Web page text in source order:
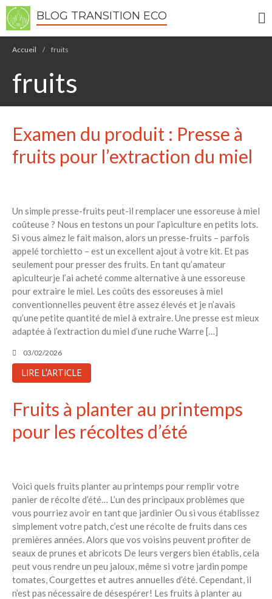
Écologie
Développement durable
Permaculture
RECHERCHER
Rechercher
Recent Posts
6 éco-actions faciles à prendre
avec vos enfants
Réduire les déchets : votre
guide pour les citoyens et les
prédire le succès des invasions
biologiques – The Applied
Ecologist
Applied Ecologist
Recent Comments
Aucun commentaire à afficher.
BLOG TRANSITION ECO
Accueil / fruits
fruits
Examen du produit : Presse à
fruits pour l’extraction du miel
Un simple presse-fruits peut-il remplacer une essoreuse à miel
coûteuse ? Nous en testons un pour l’apiculture en petits lots.
Si vous aimez le fait maison, alors un presse-fruits – parfois
appelé torchietto – est un excellent ajout à votre kit. Et pas
seulement pour presser des fruits. En tant qu’amateur
apiculteurje l’ai acheté comme alternative à une essoreuse
pour extraire le miel. Les coûts des essoreuses à miel
conventionnelles peuvent être assez élevés et je n’avais
qu’une petite quantité de miel à extraire. Une presse est mieux
adaptée à l’extraction du miel d’une ruche Warre […]
03/02/2026
LIRE L'ARTICLE
Fruits à planter au printemps
pour les récoltes d’été
Voici quels fruits planter au printemps pour remplir votre
panier de récolte d’été… L’un des principaux problèmes que
vous pourriez avoir en tant que jardinier Ou si vous établissez
simplement votre patch, c’est une récolte de fruits dans ces
premières années. Alors que vos voisins peuvent profiter de
seaux de prunes et abricots De leurs vergers bien établis, cela
peut vous rendre un peu jaloux, même si votre jardin pompe
tomates, Courgettes et autres annuelles d’été. Cependant, il
n’est pas nécessaire de désespérer! Les fruits à planter au